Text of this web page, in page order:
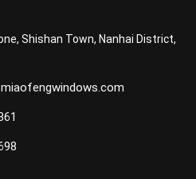
Shishan Town, Nanhai District,